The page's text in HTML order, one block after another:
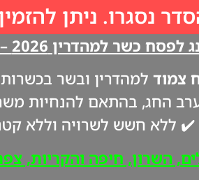
נסגרו. ניתן
כשר למהדרין 2026 –
צמוד למהדרין ובשר
✔️ ללא חשש לשרויה וללא
השרון, חיפה והקריות,